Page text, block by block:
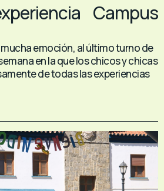
Campus
emoción, al último turno de
en la que los chicos y chicas
de todas las experiencias